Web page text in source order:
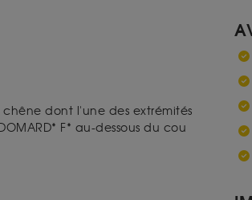
dont l'une des extrémités
F* au-dessous du cou